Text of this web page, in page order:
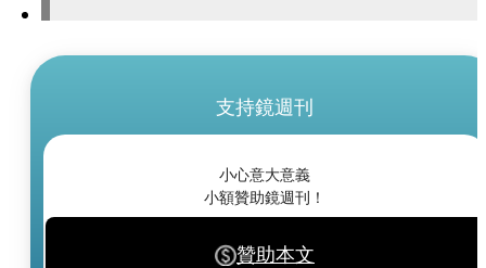
支持鏡週刊
小心意大意義
小額贊助鏡週刊！
贊助本文